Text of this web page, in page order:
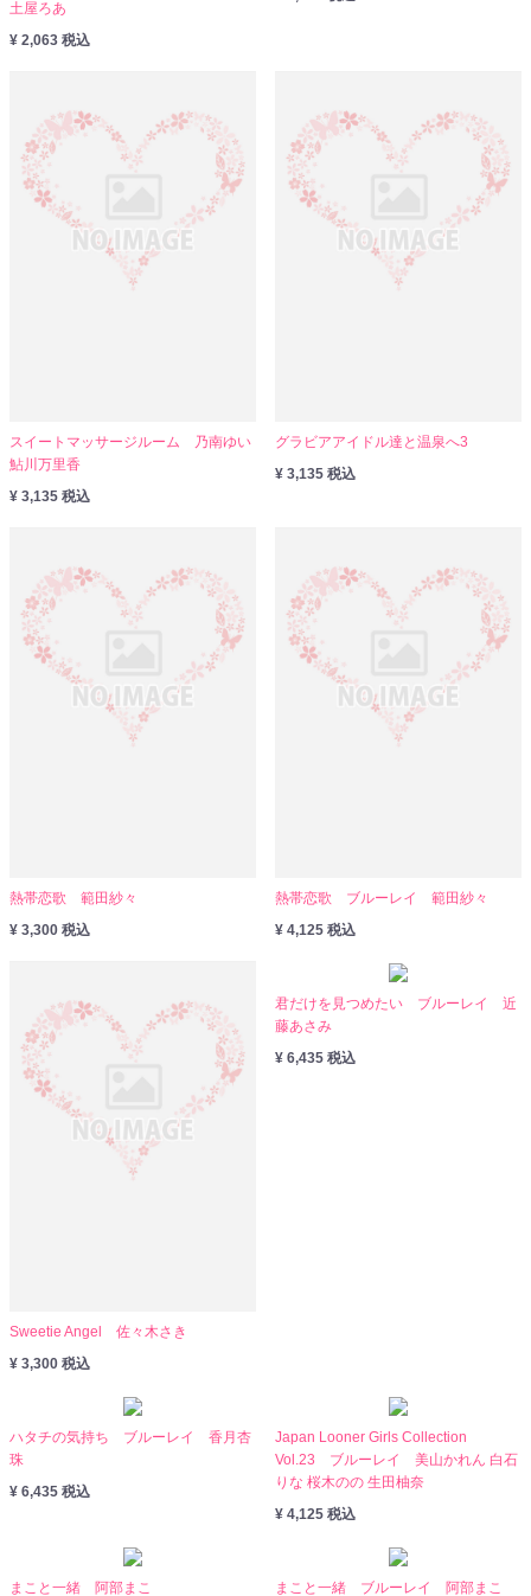
土屋ろあ
¥ 2,063 税込
スイートマッサージルーム 乃南ゆい
鮎川万里香
¥ 3,135 税込
グラビアアイドル達と温泉へ3
¥ 3,135 税込
熱帯恋歌 範田紗々
¥ 3,300 税込
熱帯恋歌 ブルーレイ 範田紗々
¥ 4,125 税込
Sweetie Angel 佐々木さき
¥ 3,300 税込
君だけを見つめたい ブルーレイ 近
藤あさみ
¥ 6,435 税込
ハタチの気持ち ブルーレイ 香月杏
珠
¥ 6,435 税込
Japan Looner Girls Collection
Vol.23 ブルーレイ 美山かれん 白石
りな 桜木のの 生田柚奈
¥ 4,125 税込
まこと一緒 阿部まこ
まこと一緒 ブルーレイ 阿部まこ